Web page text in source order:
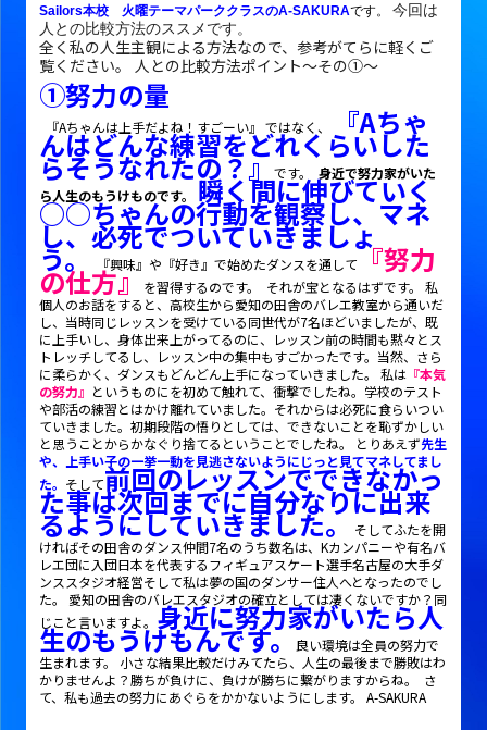
Sailors本校 火曜テーマパーククラスのA-SAKURAです。 今回は
人との比較方法のススメです。
全く私の人生主観による方法なので、参考がてらに軽くご
覧ください。
人との比較方法ポイント～その①～
①努力の量
『Aちゃんは上手だよね！すごーい』 ではなく、 『Aちゃ
んはどんな練習をどれくらいした
らそうなれたの？』 です。
身近で努力家がいた
ら人生のもうけものです。
瞬く間に伸びていく
○○ちゃんの行動を観察し、マネ
し、必死でついていきましょ
う。 『興味』や『好き』で始めたダンスを通して『努力
の仕方』を習得するのです。 それが宝となるはずです。
私
個人のお話をすると、高校生から愛知の田舎のバレエ教室から通いだ
し、当時同じレッスンを受けている同世代が7名ほどいましたが、既
に上手いし、身体出来上がってるのに、レッスン前の時間も黙々とス
トレッチしてるし、レッスン中の集中もすごかったです。当然、さら
に柔らかく、ダンスもどんどん上手になっていきました。
私は『本気
の努力』 というものにを初めて触れて、衝撃でしたね。学校のテスト
や部活の練習とはかけ離れていました。それからは必死に食らいつい
ていきました。初期段階の悟りとしては、できないことを恥ずかしい
と思うことからかなぐり捨てるということでしたね。
とりあえず先生
や、上手い子の一挙一動を見逃さないようにじっと見てマネしてまし
た。 そして前回のレッスンでできなかっ
た事は次回までに自分なりに出来
るようにしていきました。 そしてふたを開
ければその田舎のダンス仲間7名のうち数名は、 Kカンパニーや有名バ
レエ団に入団日本を代表するフィギュアスケート選手名古屋の大手ダ
ンススタジオ経営そして私は夢の国のダンサー住人へとなったのでし
た。
愛知の田舎のバレエスタジオの確立としては凄くないですか？同
じこと言いますよ。 身近に努力家がいたら人
生のもうけもんです。良い環境は全員の努力で
生まれます。
小さな結果比較だけみてたら、人生の最後まで勝敗はわ
かりませんよ？勝ちが負けに、負けが勝ちに繋がりますからね。
さ
て、私も過去の努力にあぐらをかかないようにします。
A-SAKURA